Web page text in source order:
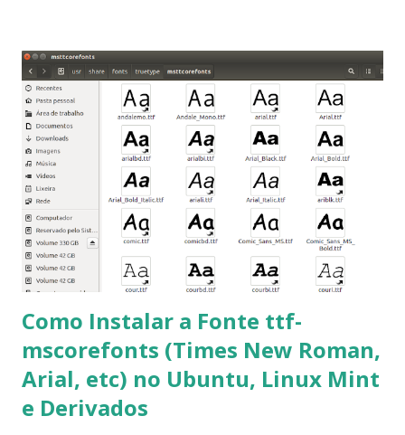
que contém essas fontes. Ao instalar o GNU/Linux abra o
terminal e execute o comando: $ sudo apt-get install ttf-
mscorefonts-installer Leia os termos de uso e avance
clicando em “Ok” Agora aceite os termos de uso clicando
em “Sim” Pronto agora abra o LibreOffice e veja se as
fontes Times New Roman, Arial estão instaladas. Caso
ocorra algum erro ou precisa reinstalar, execute: $ sudo
apt-get install --reinstall ttf-mscorefonts-installer
Como Instalar a Fonte ttf-
mscorefonts (Times New Roman,
Arial, etc) no Ubuntu, Linux Mint
e Derivados